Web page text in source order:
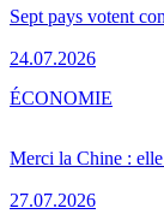
Sept pays votent
24.07.2026
Merci la Chine :
27.07.2026
ÉCONOMIE